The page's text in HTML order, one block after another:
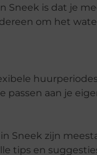
Sneek is dat je
om het
passen aan je
Sneek zijn
tips en